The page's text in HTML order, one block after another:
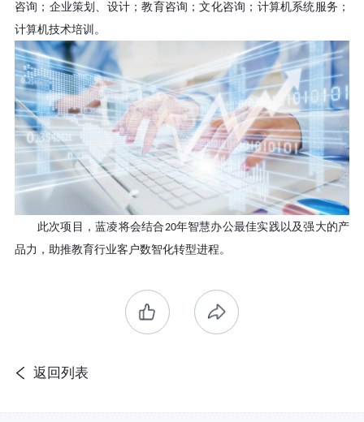
咨询；企业策划、设计；教育咨询；文化咨询；计算机系统服务；
计算机技术培训。
此次项目，蓝凌将会结合20年智慧办公最佳实践以及强大的产
品力，助推教育行业客户数智化转型进程。
返回列表